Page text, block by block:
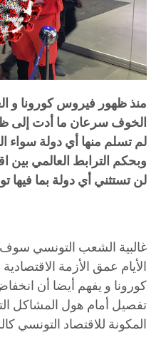
منذ ظهور فيروس كورونا و
الخوف سرعان ما أدت إلى
لم تسلم منها أي دولة سواء
وبحكم الترابط العالمي بين
لن تستثني أي دولة بما فيها
غالبية الشعب التونسي
الأيام عمق الأزمة
كورونا و يفهم أيضا أن
تفصيل أمام هول المشاكل
المكونة للاقتصاد التونسي